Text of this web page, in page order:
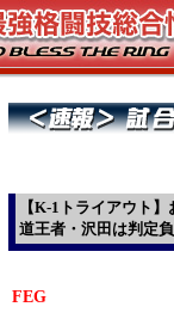
【K-1トライアウト
道王者・沢田は判定
FEG